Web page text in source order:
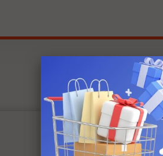
Anında Kargo
Ücretsiz Kargo
Kapıda Ödeme